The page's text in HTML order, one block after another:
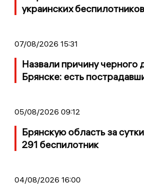
украинских беспилотников
07/08/2026 15:31
Назвали причину черного
Брянске: есть
05/08/2026 09:12
Брянскую область за
291 беспилотник
04/08/2026 16:00